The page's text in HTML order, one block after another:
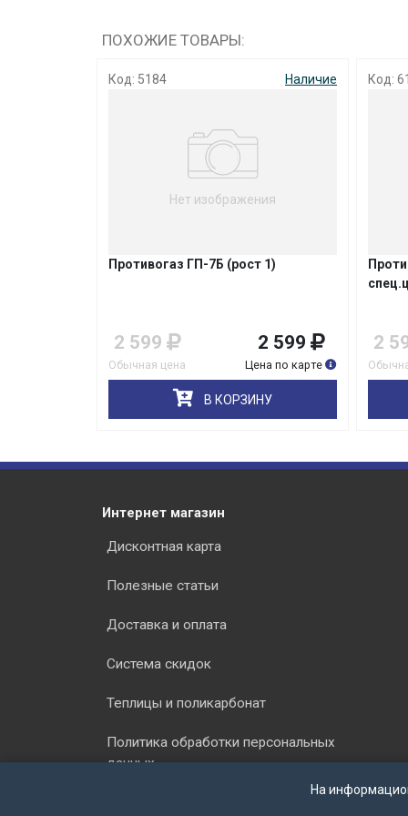
ПОХОЖИЕ ТОВАРЫ:
Код: 5184 Наличие
Нет изображения
Противогаз ГП-7Б (рост 1)
2 599
Обычная цена
2 599
Цена по карте
В КОРЗИНУ
Код:
2
На
Интернет магазин
Дисконтная карта
Полезные статьи
Доставка и оплата
Система скидок
Теплицы и поликарбонат
Политика обработки персональных
данных